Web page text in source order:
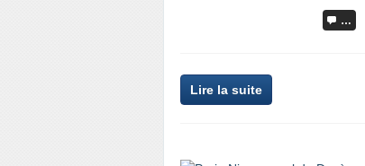
…
Lire la suite